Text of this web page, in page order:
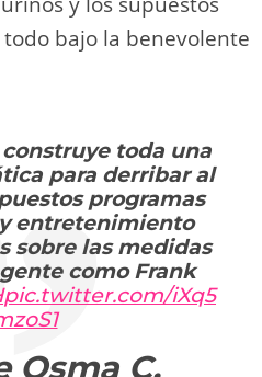
bajo la benevolente
construye toda una
para derribar al
programas
entretenimiento
sobre las medidas
como Frank
pic.twitter.com/iXq5
Osma C.